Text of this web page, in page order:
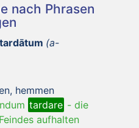
nach Phrasen
(a-
hemmen
tardare - die
aufhalten